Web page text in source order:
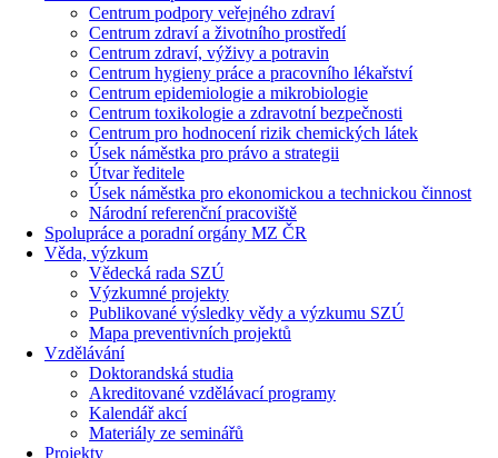
Centrum podpory veřejného zdraví
Centrum zdraví a životního prostředí
Centrum zdraví, výživy a potravin
Centrum hygieny práce a pracovního lékařství
Centrum epidemiologie a mikrobiologie
Centrum toxikologie a zdravotní bezpečnosti
Centrum pro hodnocení rizik chemických látek
Úsek náměstka pro právo a strategii
Útvar ředitele
Úsek náměstka pro ekonomickou a technickou činnost
Národní referenční pracoviště
Spolupráce a poradní orgány MZ ČR
Věda, výzkum
Vědecká rada SZÚ
Výzkumné projekty
Publikované výsledky vědy a výzkumu SZÚ
Mapa preventivních projektů
Vzdělávání
Doktorandská studia
Akreditované vzdělávací programy
Kalendář akcí
Materiály ze seminářů
Projekty